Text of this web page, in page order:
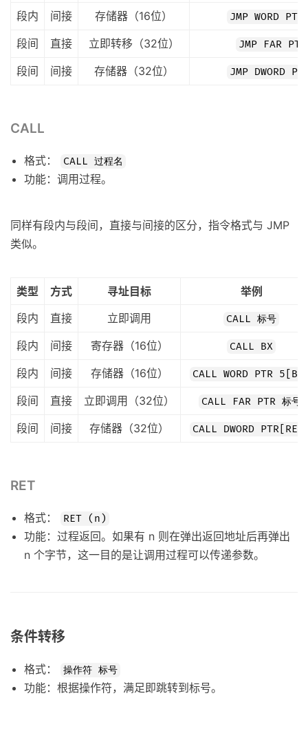
段内 间接 存储器（16位） JMP WORD
段间 直接 立即转移（32位） JMP FAR
段间 间接 存储器（32位） JMP DWORD
CALL
格式： CALL 过程名
功能：调用过程。
同样有段内与段间，直接与间接的区分，指令格式与 JMP
类似。
类型 方式 寻址目标
举例
段内
直接 立即调用 CALL 标号
段内 间接 寄存器（16位） CALL BX
段内 间接 存储器（16位） CALL WORD PTR
段间 直接 立即调用（32位） CALL FAR PTR 标号
段间 间接 存储器（32位） CALL DWORD
RET
格式： RET (n)
功能：过程返回。如果有 n 则在弹出返回地址后再弹出
n 个字节，这一目的是让调用过程可以传递参数。
条件转移
格式： 操作符 标号
功能：根据操作符，满足即跳转到标号。